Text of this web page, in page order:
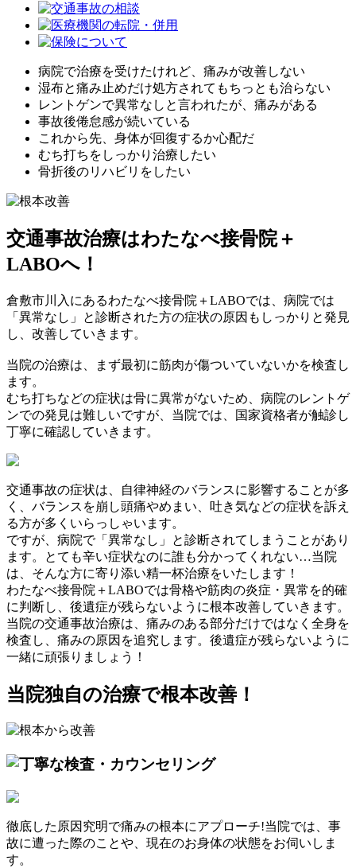
病院で治療を受けたけれど、痛みが改善しない
湿布と痛み止めだけ処方されてもちっとも治らない
レントゲンで異常なしと言われたが、痛みがある
事故後倦怠感が続いている
これから先、身体が回復するか心配だ
むち打ちをしっかり治療したい
骨折後のリハビリをしたい
交通事故治療はわたなべ接骨院＋
LABOへ！
倉敷市川入にあるわたなべ接骨院＋LABOでは、病院では
「異常なし」と診断された方の症状の原因もしっかりと発見
し、改善していきます。
当院の治療は、まず最初に筋肉が傷ついていないかを検査し
ます。
むち打ちなどの症状は骨に異常がないため、病院のレントゲ
ンでの発見は難しいですが、当院では、国家資格者が触診し
丁寧に確認していきます。
交通事故の症状は、自律神経のバランスに影響することが多
く、バランスを崩し頭痛やめまい、吐き気などの症状を訴え
る方が多くいらっしゃいます。
ですが、病院で「異常なし」と診断されてしまうことがあり
ます。とても辛い症状なのに誰も分かってくれない…当院
は、そんな方に寄り添い精一杯治療をいたします！
わたなべ接骨院＋LABOでは骨格や筋肉の炎症・異常を的確
に判断し、後遺症が残らないように根本改善していきます。
当院の交通事故治療は、痛みのある部分だけではなく全身を
検査し、痛みの原因を追究します。後遺症が残らないように
一緒に頑張りましょう！
当院独自の治療で根本改善！
徹底した原因究明で痛みの根本にアプローチ!当院では、事
故に遭った際のことや、現在のお身体の状態をお伺いしま
す。